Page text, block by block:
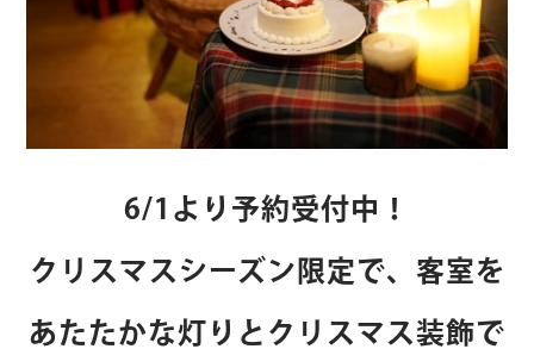
6/1より予約受付中！
クリスマスシーズン限定で、客室を
あたたかな灯りとクリスマス装飾で